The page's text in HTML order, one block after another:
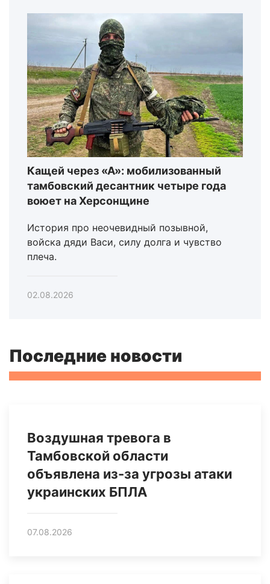
Кащей через «А»: мобилизованный
тамбовский десантник четыре года
воюет на Херсонщине
История про неочевидный позывной,
войска дяди Васи, силу долга и чувство
плеча.
02.08.2026
Последние новости
Воздушная тревога в
Тамбовской области
объявлена из-за угрозы атаки
украинских БПЛА
07.08.2026